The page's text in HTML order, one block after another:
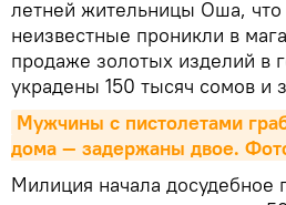
летней жительницы Оша, что
неизвестные проникли в
продаже золотых изделий в
украдены 150 тысяч сомов и
Мужчины с пистолетами
дома — задержаны двое.
Милиция начала досудебное